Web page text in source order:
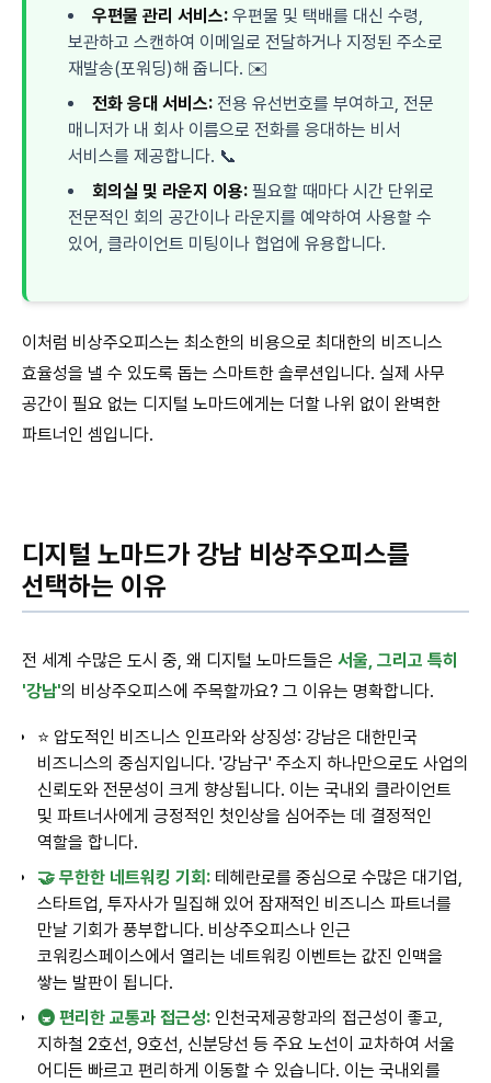
우편물 관리 서비스: 우편물 및 택배를 대신 수령,
보관하고 스캔하여 이메일로 전달하거나 지정된 주소로
재발송(포워딩)해 줍니다. ✉️
전화 응대 서비스: 전용 유선번호를 부여하고, 전문
매니저가 내 회사 이름으로 전화를 응대하는 비서
서비스를 제공합니다. 📞
회의실 및 라운지 이용: 필요할 때마다 시간 단위로
전문적인 회의 공간이나 라운지를 예약하여 사용할 수
있어, 클라이언트 미팅이나 협업에 유용합니다.
이처럼 비상주오피스는 최소한의 비용으로 최대한의 비즈니스
효율성을 낼 수 있도록 돕는 스마트한 솔루션입니다. 실제 사무
공간이 필요 없는 디지털 노마드에게는 더할 나위 없이 완벽한
파트너인 셈입니다.
디지털 노마드가 강남 비상주오피스를
선택하는 이유
전 세계 수많은 도시 중, 왜 디지털 노마드들은 서울, 그리고 특히
'강남'의 비상주오피스에 주목할까요? 그 이유는 명확합니다.
⭐ 압도적인 비즈니스 인프라와 상징성: 강남은 대한민국
비즈니스의 중심지입니다. '강남구' 주소지 하나만으로도 사업의
신뢰도와 전문성이 크게 향상됩니다. 이는 국내외 클라이언트
및 파트너사에게 긍정적인 첫인상을 심어주는 데 결정적인
역할을 합니다.
🤝 무한한 네트워킹 기회: 테헤란로를 중심으로 수많은 대기업,
스타트업, 투자사가 밀집해 있어 잠재적인 비즈니스 파트너를
만날 기회가 풍부합니다. 비상주오피스나 인근
코워킹스페이스에서 열리는 네트워킹 이벤트는 값진 인맥을
쌓는 발판이 됩니다.
🚇 편리한 교통과 접근성: 인천국제공항과의 접근성이 좋고,
지하철 2호선, 9호선, 신분당선 등 주요 노선이 교차하여 서울
어디든 빠르고 편리하게 이동할 수 있습니다. 이는 국내외를